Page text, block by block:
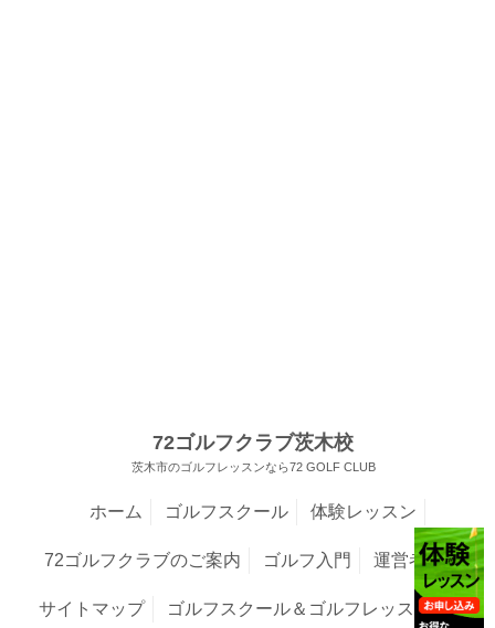
72ゴルフクラブ茨木校
茨木市のゴルフレッスンなら72 GOLF CLUB
ホーム ゴルフスクール 体験レッスン
72ゴルフクラブのご案内 ゴルフ入門 運営者情報
サイトマップ ゴルフスクール＆ゴルフレッスンNavi